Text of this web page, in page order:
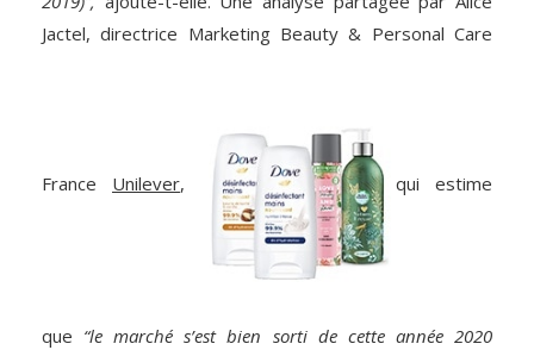
Jactel, directrice Marketing Beauty & Personal Care
France Unilever, qui estime
que “le marché s’est bien sorti de cette année 2020